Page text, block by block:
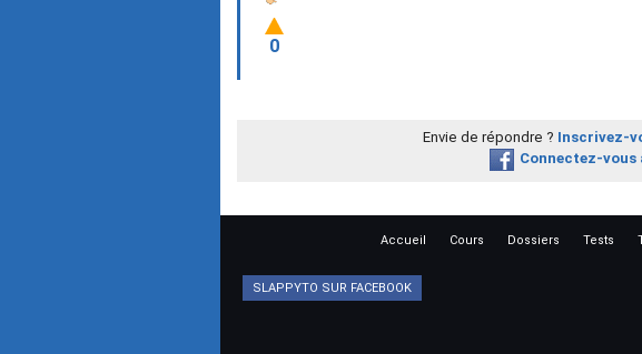
0
Envie de répondre ? Inscrivez-
Connectez-vous
Accueil Cours Dossiers Tests
SLAPPYTO SUR FACEBOOK